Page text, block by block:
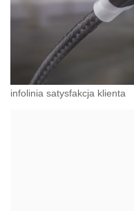
infolinia satysfakcja klienta